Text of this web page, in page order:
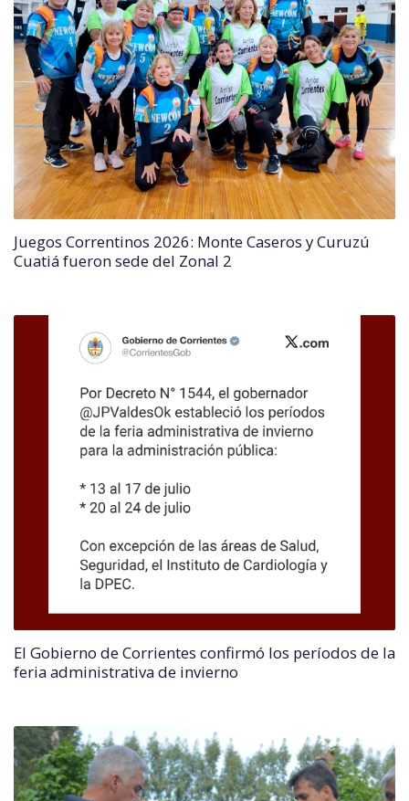
Juegos Correntinos 2026: Monte Caseros y Curuzú
Cuatiá fueron sede del Zonal 2
El Gobierno de Corrientes confirmó los períodos de la
feria administrativa de invierno